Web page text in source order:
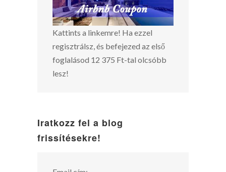
Kattints a linkemre! Ha ezzel
regisztrálsz, és befejezed az első
foglalásod 12 375 Ft-tal olcsóbb
lesz!
Iratkozz fel a blog
frissítésekre!